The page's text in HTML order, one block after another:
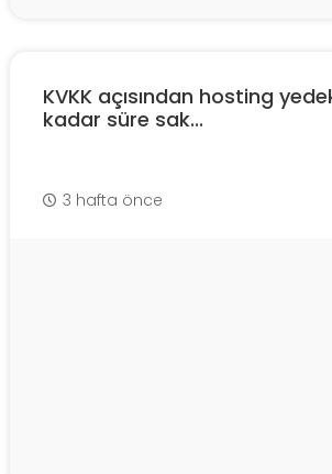
KVKK açısından hosting
kadar süre sak...
3 hafta önce